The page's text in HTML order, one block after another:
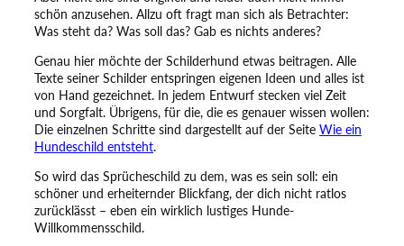
u
t
e
m
t
H
u
n
d
!
M
e
schön anzusehen. Allzu oft fragt man sich als Betrachter:
Was steht da? Was soll das? Gab es nichts anderes?
Genau hier möchte der Schilderhund etwas beitragen. Alle
Texte seiner Schilder entspringen eigenen Ideen und alles ist
von Hand gezeichnet. In jedem Entwurf stecken viel Zeit
und Sorgfalt. Übrigens, für die, die es genauer wissen wollen:
Die einzelnen Schritte sind dargestellt auf der Seite Wie ein
Hundeschild entsteht.
So wird das Sprücheschild zu dem, was es sein soll: ein
schöner und erheiternder Blickfang, der dich nicht ratlos
zurücklässt – eben ein wirklich lustiges Hunde-
Willkommensschild.